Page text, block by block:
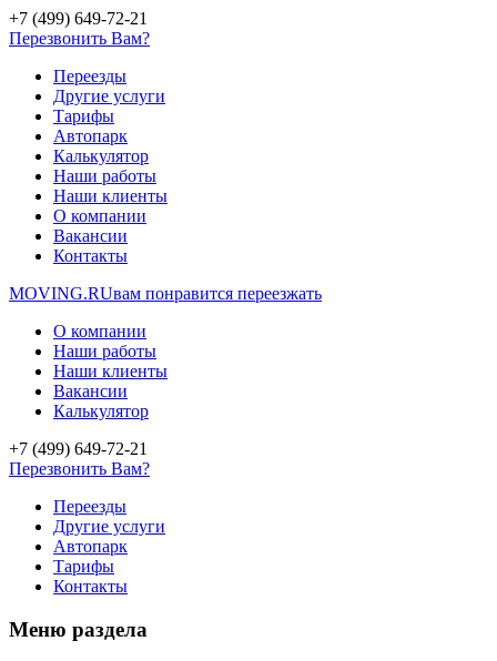
+7 (499) 649-72-21
Перезвонить Вам?
Переезды
Другие услуги
Тарифы
Автопарк
Калькулятор
Наши работы
Наши клиенты
О компании
Вакансии
Контакты
MOVING.RUвам понравится переезжать
О компании
Наши работы
Наши клиенты
Вакансии
Калькулятор
+7 (499) 649-72-21
Перезвонить Вам?
Переезды
Другие услуги
Автопарк
Тарифы
Контакты
Меню раздела